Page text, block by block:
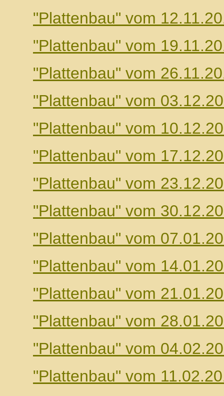
"Plattenbau" vom
"Plattenbau" vom
"Plattenbau" vom
"Plattenbau" vom
"Plattenbau" vom
"Plattenbau" vom
"Plattenbau" vom
"Plattenbau" vom
"Plattenbau" vom
"Plattenbau" vom
"Plattenbau" vom
"Plattenbau" vom
"Plattenbau" vom
"Plattenbau" vom